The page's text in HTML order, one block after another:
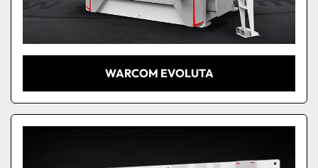
WARCOM EVOLUTA